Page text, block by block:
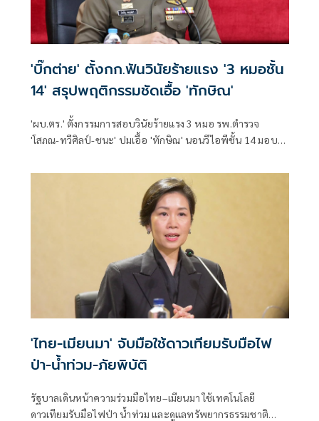
'บิ๊กต่าย' ตั้งกก.ฟันวินัยร้ายแรง '3 หมอชั้น
14' สรุปพฤติกรรมชัดเอื้อ 'ทักษิณ'
'ผบ.ตร.' ตั้งกรรมการสอบวินัยร้ายแรง 3 หมอ รพ.ตำรวจ
'โสภณ-ทวีศิลป์-ชนะ' ปมเอื้อ 'ทักษิณ' นอนวีไอพีชั้น 14 มอบ
'ไทย-เมียนมา' จับมือใช้ดาวเทียมรับมือไฟ
ป่า-น้ำท่วม-ภัยพิบัติ
รัฐบาลเดินหน้าความร่วมมือไทย–เมียนมา ใช้เทคโนโลยี
ดาวเทียมรับมือไฟป่า น้ำท่วม และดูแลทรัพยากรธรรมชาติ